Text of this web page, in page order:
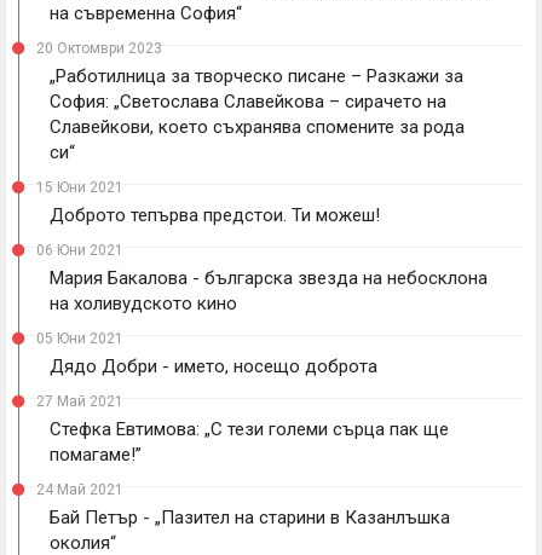
на съвременна София“
20 Октомври 2023
„Работилница за творческо писане – Разкажи за
София: „Светослава Славейкова – сирачето на
Славейкови, което съхранява спомените за рода
си“
15 Юни 2021
Доброто тепърва предстои. Ти можеш!
06 Юни 2021
Мария Бакалова - българска звезда на небосклона
на холивудското кино
05 Юни 2021
Дядо Добри - името, носещо доброта
27 Май 2021
Стефка Евтимова: „С тези големи сърца пак ще
помагаме!”
24 Май 2021
Бай Петър - „Пазител на старини в Казанлъшка
околия“